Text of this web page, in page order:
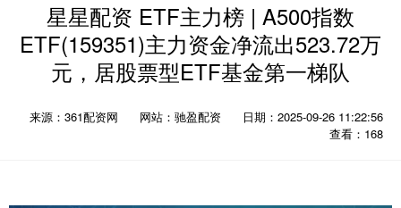
星星配资 ETF主力榜 | A500指数
ETF(159351)主力资金净流出523.72万
元，居股票型ETF基金第一梯队
来源：361配资网 网站：驰盈配资
日期：2025-09-26 11:22:56
查看：168